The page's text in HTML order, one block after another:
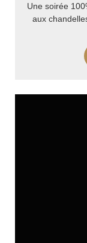
Une soirée
aux